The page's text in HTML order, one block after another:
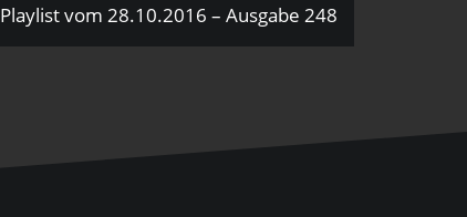
Playlist vom 28.10.2016 – Ausgabe 248